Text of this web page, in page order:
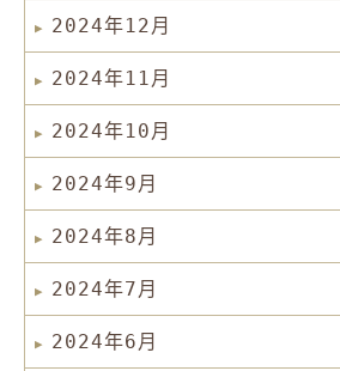
2024年12月
2024年11月
2024年10月
2024年9月
2024年8月
2024年7月
2024年6月